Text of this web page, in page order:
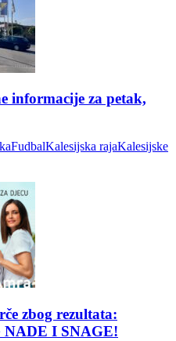
informacije za petak,
FudbalKalesijska rajaKalesijske
zbog rezultata:
I SNAGE!